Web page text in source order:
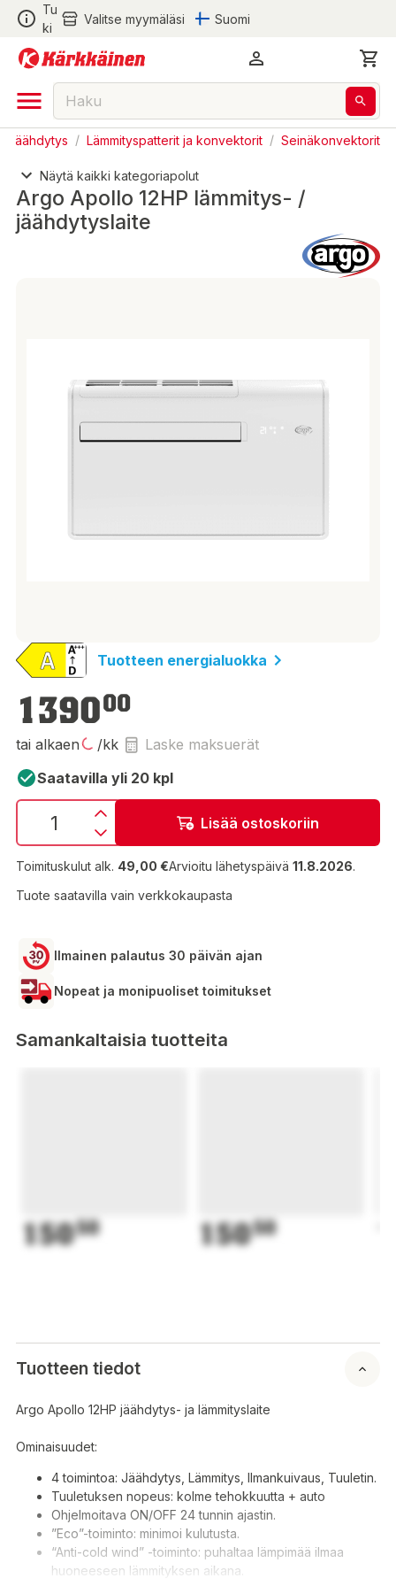
Tu
ki
Valitse myymäläsi Suomi
jäähdytys / Lämmityspatterit ja konvektorit / Seinäkonvektorit
Näytä kaikki kategoriapolut
Argo Apollo 12HP lämmitys- /
jäähdytyslaite
Tuotteen energialuokka
1 390,00 €
139000
tai alkaen /kk
Laske maksuerät
Saatavilla yli 20 kpl
Lisää ostoskoriin
Toimituskulut alk. 49,00 €Arvioitu lähetyspäivä 11.8.2026.
Tuote saatavilla vain verkkokaupasta
Ilmainen palautus 30 päivän ajan
Nopeat ja monipuoliset toimitukset
Samankaltaisia tuotteita
15050 15050
Tuotteen tiedot
Argo Apollo 12HP jäähdytys- ja lämmityslaite
Ominaisuudet:
4 toimintoa: Jäähdytys, Lämmitys, Ilmankuivaus, Tuuletin.
Tuuletuksen nopeus: kolme tehokkuutta + auto
Ohjelmoitava ON/OFF 24 tunnin ajastin.
”Eco”-toiminto: minimoi kulutusta.
“Anti-cold wind” -toiminto: puhaltaa lämpimää ilmaa
huoneeseen lämmityksen aikana.